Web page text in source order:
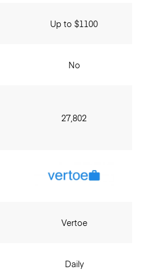
Up to $1100
No
27,802
Vertoe
Daily